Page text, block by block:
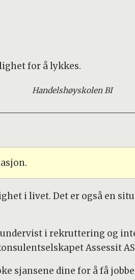
for å lykkes.
Handelshøyskolen BI
i livet. Det er også en
undervist i rekruttering og
Assessit
sjansene dine for å få